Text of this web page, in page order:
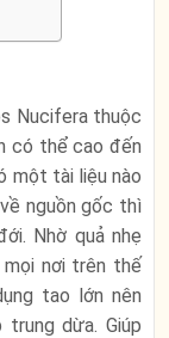
Nucifera thuộc
có thể cao đến
một tài liệu nào
nguồn gốc thì
Nhờ quả nhẹ
mọi nơi trên thế
tao lớn nên
dừa. Giúp